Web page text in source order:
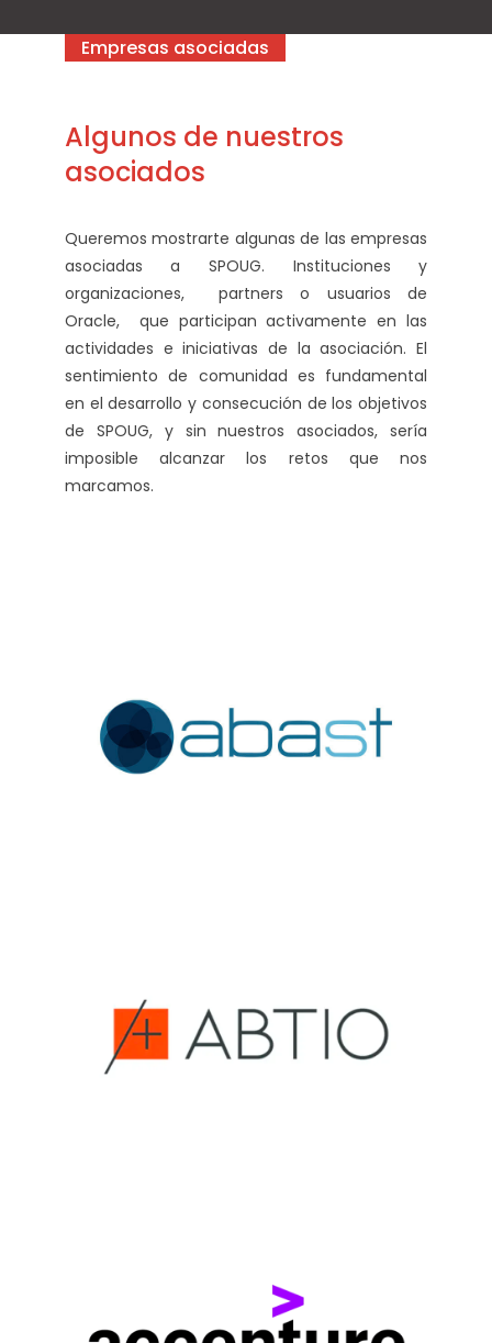
Empresas asociadas
Algunos de nuestros
asociados
Queremos mostrarte algunas de las empresas
asociadas a SPOUG. Instituciones y
organizaciones, partners o usuarios de
Oracle, que participan activamente en las
actividades e iniciativas de la asociación. El
sentimiento de comunidad es fundamental
en el desarrollo y consecución de los objetivos
de SPOUG, y sin nuestros asociados, sería
imposible alcanzar los retos que nos
marcamos.